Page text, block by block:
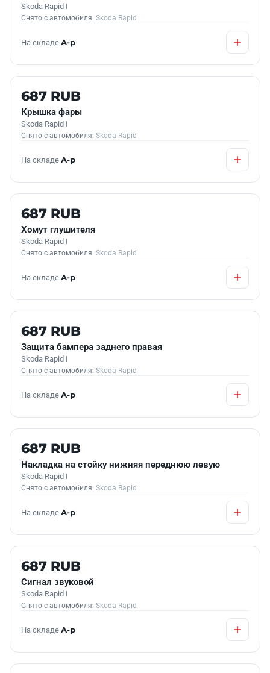
Skoda Rapid I
Снято с автомобиля: Skoda Rapid
На складе А-р
Б/У В НАЛИЧИИ
687 RUB
Крышка фары
Skoda Rapid I
Снято с автомобиля: Skoda Rapid
На складе А-р
Б/У В НАЛИЧИИ
687 RUB
Хомут глушителя
Skoda Rapid I
Снято с автомобиля: Skoda Rapid
На складе А-р
Б/У В НАЛИЧИИ
687 RUB
Защита бампера заднего правая
Skoda Rapid I
Снято с автомобиля: Skoda Rapid
На складе А-р
Б/У В НАЛИЧИИ
687 RUB
Накладка на стойку нижняя переднюю левую
Skoda Rapid I
Снято с автомобиля: Skoda Rapid
На складе А-р
Б/У В НАЛИЧИИ
687 RUB
Сигнал звуковой
Skoda Rapid I
Снято с автомобиля: Skoda Rapid
На складе А-р